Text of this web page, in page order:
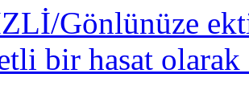
Gönlünüze
bir hasat